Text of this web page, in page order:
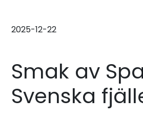
2025-12-22
Smak av
Svenska